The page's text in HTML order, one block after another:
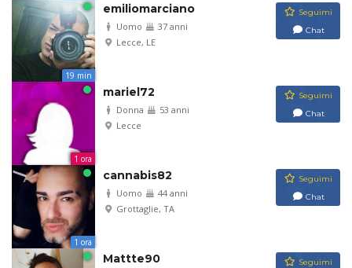
19 min
emiliomarciano
Uomo
37 anni
Lecce, LE
Seguimi
Chat
1 ora
mariel72
Donna
53 anni
Lecce
Seguimi
Chat
1 ora
cannabis82
Uomo
44 anni
Grottaglie, TA
Seguimi
Chat
Mattte90
Seguimi